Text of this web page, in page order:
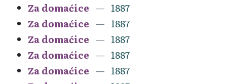
Za domaćice
1887
Za domaćice
1887
Za domaćice
1887
Za domaćice
1887
Za domaćice
1887